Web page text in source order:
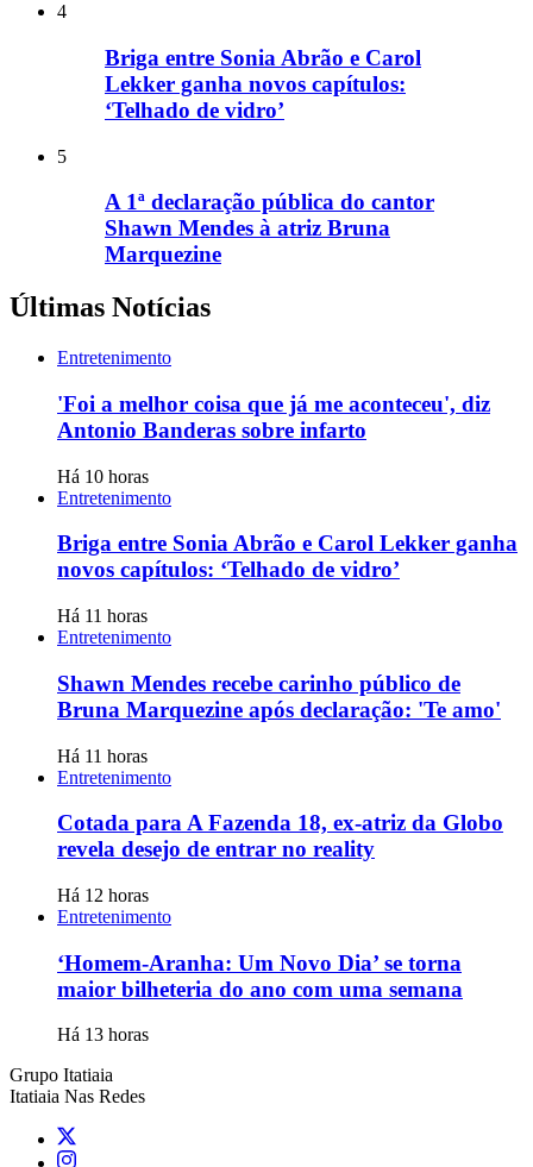
4
Briga entre Sonia Abrão e Carol
Lekker ganha novos capítulos:
‘Telhado de vidro’
5
A 1ª declaração pública do cantor
Shawn Mendes à atriz Bruna
Marquezine
Últimas Notícias
Entretenimento
'Foi a melhor coisa que já me aconteceu', diz
Antonio Banderas sobre infarto
Há 10 horas
Entretenimento
Briga entre Sonia Abrão e Carol Lekker ganha
novos capítulos: ‘Telhado de vidro’
Há 11 horas
Entretenimento
Shawn Mendes recebe carinho público de
Bruna Marquezine após declaração: 'Te amo'
Há 11 horas
Entretenimento
Cotada para A Fazenda 18, ex-atriz da Globo
revela desejo de entrar no reality
Há 12 horas
Entretenimento
‘Homem-Aranha: Um Novo Dia’ se torna
maior bilheteria do ano com uma semana
Há 13 horas
Grupo Itatiaia
Itatiaia Nas Redes